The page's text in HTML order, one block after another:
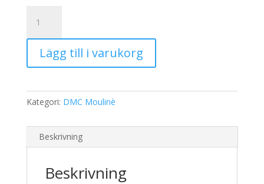
Moulinè
321
mängdLägg till i varukorg
Kategori: DMC Moulinè
Beskrivning
Beskrivning